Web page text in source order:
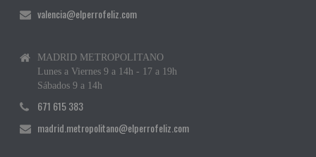
valencia@elperrofeliz.com
MADRID METROPOLITANO
Lunes a Viernes 9 a 14h - 17 a 19h
Sábados 9 a 14h
671 615 383
madrid.metropolitano@elperrofeliz.com